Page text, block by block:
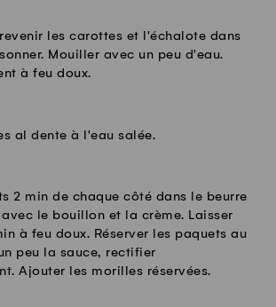
les carottes et l'échalote dans
Mouiller avec un peu d'eau.
à feu doux.
al dente à l'eau salée.
2 min de chaque côté dans le beurre
le bouillon et la crème. Laisser
à feu doux. Réserver les paquets au
peu la sauce, rectifier
Ajouter les morilles réservées.